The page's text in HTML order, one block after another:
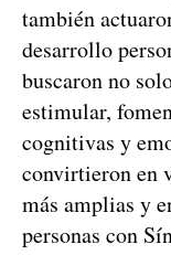
también
desarrollo
buscaron no
estimular,
cognitivas y
convirtieron en
más amplias y
personas con